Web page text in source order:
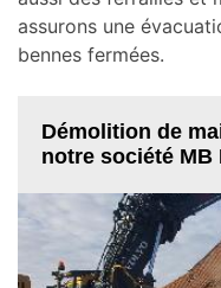
assurons une
bennes fermées.
Démolition de
notre société MB